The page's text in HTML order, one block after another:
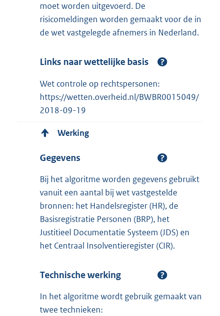
moet worden uitgevoerd. De
risicomeldingen worden gemaakt voor de in
de wet vastgelegde afnemers in Nederland.
Links naar wettelijke basis
Wet controle op rechtspersonen:
https://wetten.overheid.nl/BWBR0015049/
2018-09-19
Werking
Gegevens
Bij het algoritme worden gegevens gebruikt
vanuit een aantal bij wet vastgestelde
bronnen: het Handelsregister (HR), de
Basisregistratie Personen (BRP), het
Justitieel Documentatie Systeem (JDS) en
het Centraal Insolventieregister (CIR).
Technische werking
In het algoritme wordt gebruik gemaakt van
twee technieken: